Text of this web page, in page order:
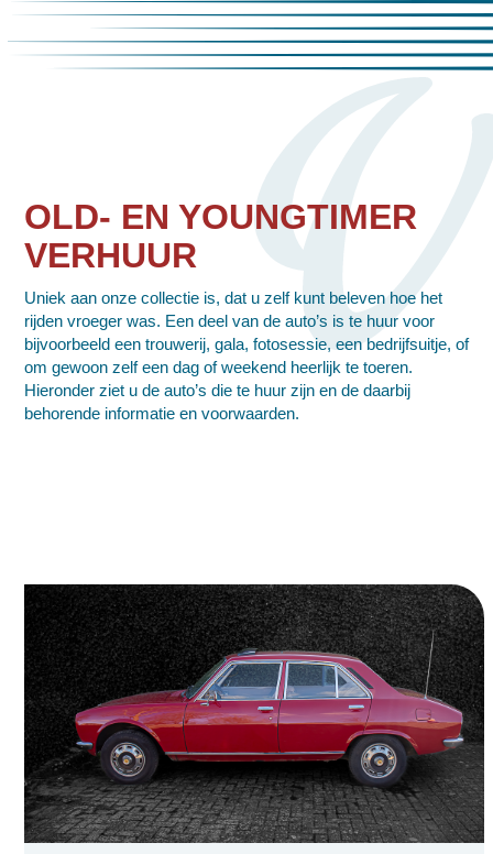
OLD- EN YOUNGTIMER
VERHUUR
Uniek aan onze collectie is, dat u zelf kunt beleven hoe het
rijden vroeger was. Een deel van de auto’s is te huur voor
bijvoorbeeld een trouwerij, gala, fotosessie, een bedrijfsuitje, of
om gewoon zelf een dag of weekend heerlijk te toeren.
Hieronder ziet u de auto’s die te huur zijn en de daarbij
behorende informatie en voorwaarden.